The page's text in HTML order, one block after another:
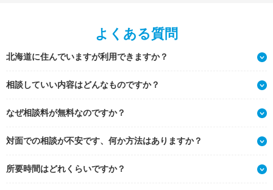
よくある質問
北海道に住んでいますが利用できますか？
相談していい内容はどんなものですか？
なぜ相談料が無料なのですか？
対面での相談が不安です、何か方法はありますか？
所要時間はどれくらいですか？